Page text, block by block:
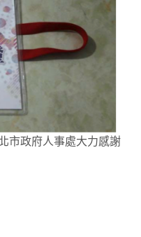
市政府人事處大力感謝